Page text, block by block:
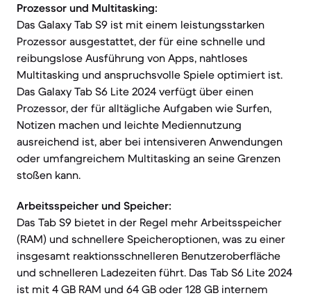
Prozessor und Multitasking:
Das Galaxy Tab S9 ist mit einem leistungsstarken
Prozessor ausgestattet, der für eine schnelle und
reibungslose Ausführung von Apps, nahtloses
Multitasking und anspruchsvolle Spiele optimiert ist.
Das Galaxy Tab S6 Lite 2024 verfügt über einen
Prozessor, der für alltägliche Aufgaben wie Surfen,
Notizen machen und leichte Mediennutzung
ausreichend ist, aber bei intensiveren Anwendungen
oder umfangreichem Multitasking an seine Grenzen
stoßen kann.
Arbeitsspeicher und Speicher:
Das Tab S9 bietet in der Regel mehr Arbeitsspeicher
(RAM) und schnellere Speicheroptionen, was zu einer
insgesamt reaktionsschnelleren Benutzeroberfläche
und schnelleren Ladezeiten führt. Das Tab S6 Lite 2024
ist mit 4 GB RAM und 64 GB oder 128 GB internem